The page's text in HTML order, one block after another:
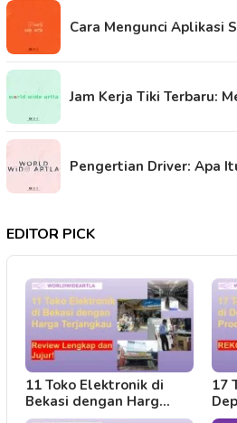
Cara Mengunci Aplikasi
Jam Kerja Tiki Terbaru:
Pengertian Driver: Apa
EDITOR PICK
11 Toko Elektronik di
Bekasi dengan Harg…
17